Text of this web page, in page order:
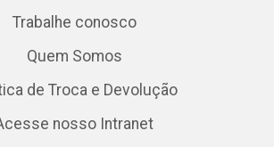
Trabalhe conosco
Quem Somos
de Troca e Devolução
nosso Intranet